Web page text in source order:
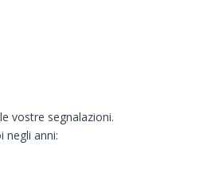
vostre segnalazioni.
negli anni: